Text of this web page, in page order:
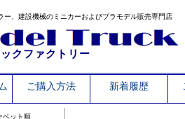
ー、建設機械のミニカーおよびプラモデル販売専門店
クファクトリー
ご購入方法 新着履歴
ベット順